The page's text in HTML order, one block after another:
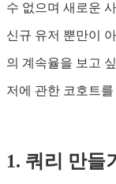
수 없으며 새로운
신규 유저 뿐만이
의 계속율을 보고
저에 관한 코호트를
1. 쿼리 만들기